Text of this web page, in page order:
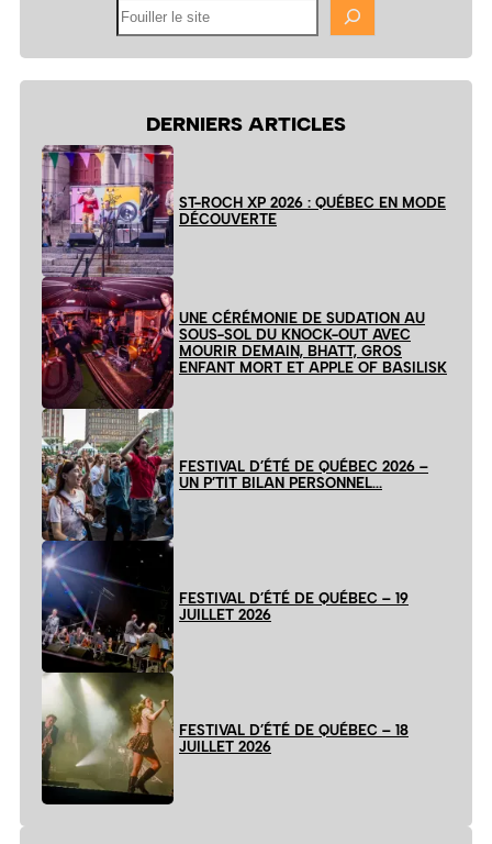
DERNIERS ARTICLES
ST-ROCH XP 2026 : QUÉBEC EN MODE
DÉCOUVERTE
UNE CÉRÉMONIE DE SUDATION AU
SOUS-SOL DU KNOCK-OUT AVEC
MOURIR DEMAIN, BHATT, GROS
ENFANT MORT ET APPLE OF BASILISK
FESTIVAL D’ÉTÉ DE QUÉBEC 2026 –
UN P’TIT BILAN PERSONNEL…
FESTIVAL D’ÉTÉ DE QUÉBEC – 19
JUILLET 2026
FESTIVAL D’ÉTÉ DE QUÉBEC – 18
JUILLET 2026